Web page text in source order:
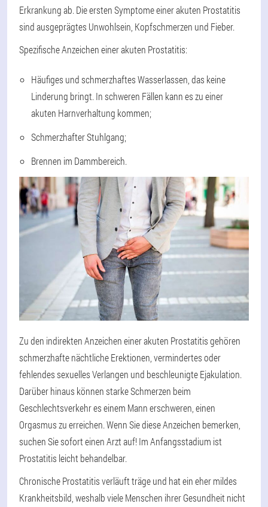
Erkrankung ab. Die ersten Symptome einer akuten Prostatitis
sind ausgeprägtes Unwohlsein, Kopfschmerzen und Fieber.
Spezifische Anzeichen einer akuten Prostatitis:
Häufiges und schmerzhaftes Wasserlassen, das keine
Linderung bringt. In schweren Fällen kann es zu einer
akuten Harnverhaltung kommen;
Schmerzhafter Stuhlgang;
Brennen im Dammbereich.
Zu den indirekten Anzeichen einer akuten Prostatitis gehören
schmerzhafte nächtliche Erektionen, vermindertes oder
fehlendes sexuelles Verlangen und beschleunigte Ejakulation.
Darüber hinaus können starke Schmerzen beim
Geschlechtsverkehr es einem Mann erschweren, einen
Orgasmus zu erreichen. Wenn Sie diese Anzeichen bemerken,
suchen Sie sofort einen Arzt auf! Im Anfangsstadium ist
Prostatitis leicht behandelbar.
Chronische Prostatitis verläuft träge und hat ein eher mildes
Krankheitsbild, weshalb viele Menschen ihrer Gesundheit nicht